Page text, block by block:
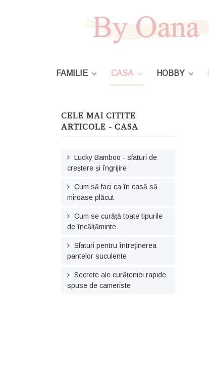
FAMILIE CASA HOBBY
CELE MAI CITITE
ARTICOLE - CASA
Lucky Bamboo - sfaturi de
creștere și îngrijire
Cum să faci ca în casă să
miroase plăcut
Cum se curăță toate tipurile
de încălțăminte
Sfaturi pentru întreținerea
pantelor suculente
Secrete ale curățeniei rapide
spuse de cameriste